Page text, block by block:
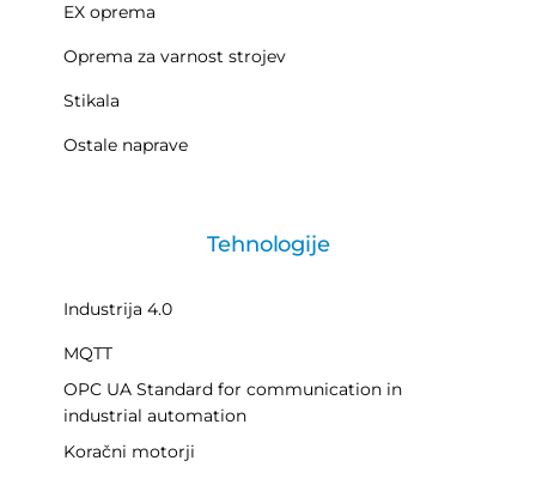
EX oprema
Oprema za varnost strojev
Stikala
Ostale naprave
Tehnologije
Industrija 4.0
MQTT
OPC UA Standard for communication in
industrial automation
Koračni motorji